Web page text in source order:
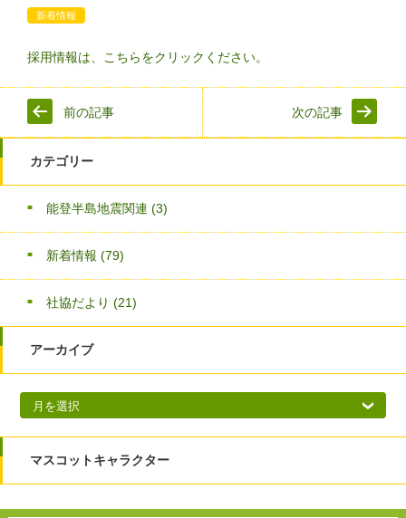
新着情報
採用情報は、こちらをクリックください。
前の記事 次の記事
カテゴリー
能登半島地震関連 (3)
新着情報 (79)
社協だより (21)
アーカイブ
アーカイブ
マスコットキャラクター